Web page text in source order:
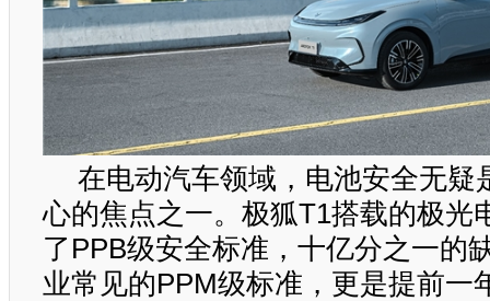
在电动汽车领域，电池安全无疑
心的焦点之一。极狐T1搭载的极光
了PPB级安全标准，十亿分之一的
业常见的PPM级标准，更是提前一